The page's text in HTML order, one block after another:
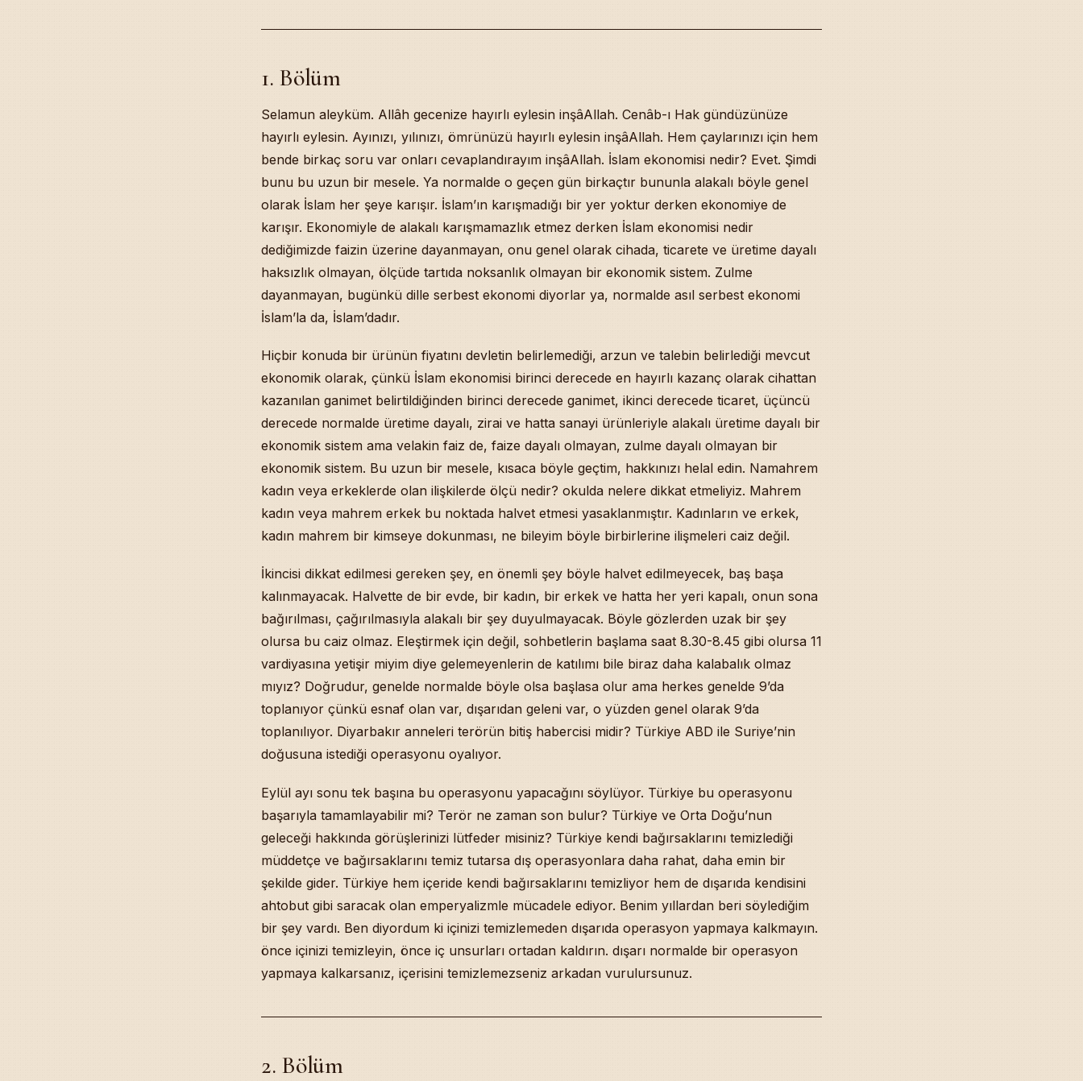
1. Bölüm
Selamun aleyküm. Allâh gecenize hayırlı eylesin inşâAllah. Cenâb-ı Hak gündüzünüze
hayırlı eylesin. Ayınızı, yılınızı, ömrünüzü hayırlı eylesin inşâAllah. Hem çaylarınızı için hem
bende birkaç soru var onları cevaplandırayım inşâAllah. İslam ekonomisi nedir? Evet. Şimdi
bunu bu uzun bir mesele. Ya normalde o geçen gün birkaçtır bununla alakalı böyle genel
olarak İslam her şeye karışır. İslam’ın karışmadığı bir yer yoktur derken ekonomiye de
karışır. Ekonomiyle de alakalı karışmamazlık etmez derken İslam ekonomisi nedir
dediğimizde faizin üzerine dayanmayan, onu genel olarak cihada, ticarete ve üretime dayalı
haksızlık olmayan, ölçüde tartıda noksanlık olmayan bir ekonomik sistem. Zulme
dayanmayan, bugünkü dille serbest ekonomi diyorlar ya, normalde asıl serbest ekonomi
İslam’la da, İslam’dadır.
Hiçbir konuda bir ürünün fiyatını devletin belirlemediği, arzun ve talebin belirlediği mevcut
ekonomik olarak, çünkü İslam ekonomisi birinci derecede en hayırlı kazanç olarak cihattan
kazanılan ganimet belirtildiğinden birinci derecede ganimet, ikinci derecede ticaret, üçüncü
derecede normalde üretime dayalı, zirai ve hatta sanayi ürünleriyle alakalı üretime dayalı bir
ekonomik sistem ama velakin faiz de, faize dayalı olmayan, zulme dayalı olmayan bir
ekonomik sistem. Bu uzun bir mesele, kısaca böyle geçtim, hakkınızı helal edin. Namahrem
kadın veya erkeklerde olan ilişkilerde ölçü nedir? okulda nelere dikkat etmeliyiz. Mahrem
kadın veya mahrem erkek bu noktada halvet etmesi yasaklanmıştır. Kadınların ve erkek,
kadın mahrem bir kimseye dokunması, ne bileyim böyle birbirlerine ilişmeleri caiz değil.
İkincisi dikkat edilmesi gereken şey, en önemli şey böyle halvet edilmeyecek, baş başa
kalınmayacak. Halvette de bir evde, bir kadın, bir erkek ve hatta her yeri kapalı, onun sona
bağırılması, çağırılmasıyla alakalı bir şey duyulmayacak. Böyle gözlerden uzak bir şey
olursa bu caiz olmaz. Eleştirmek için değil, sohbetlerin başlama saat 8.30-8.45 gibi olursa 11
vardiyasına yetişir miyim diye gelemeyenlerin de katılımı bile biraz daha kalabalık olmaz
mıyız? Doğrudur, genelde normalde böyle olsa başlasa olur ama herkes genelde 9’da
toplanıyor çünkü esnaf olan var, dışarıdan geleni var, o yüzden genel olarak 9’da
toplanılıyor. Diyarbakır anneleri terörün bitiş habercisi midir? Türkiye ABD ile Suriye’nin
doğusuna istediği operasyonu oyalıyor.
Eylül ayı sonu tek başına bu operasyonu yapacağını söylüyor. Türkiye bu operasyonu
başarıyla tamamlayabilir mi? Terör ne zaman son bulur? Türkiye ve Orta Doğu’nun
geleceği hakkında görüşlerinizi lütfeder misiniz? Türkiye kendi bağırsaklarını temizlediği
müddetçe ve bağırsaklarını temiz tutarsa dış operasyonlara daha rahat, daha emin bir
şekilde gider. Türkiye hem içeride kendi bağırsaklarını temizliyor hem de dışarıda kendisini
ahtobut gibi saracak olan emperyalizmle mücadele ediyor. Benim yıllardan beri söylediğim
bir şey vardı. Ben diyordum ki içinizi temizlemeden dışarıda operasyon yapmaya kalkmayın.
önce içinizi temizleyin, önce iç unsurları ortadan kaldırın. dışarı normalde bir operasyon
yapmaya kalkarsanız, içerisini temizlemezseniz arkadan vurulursunuz.
2. Bölüm